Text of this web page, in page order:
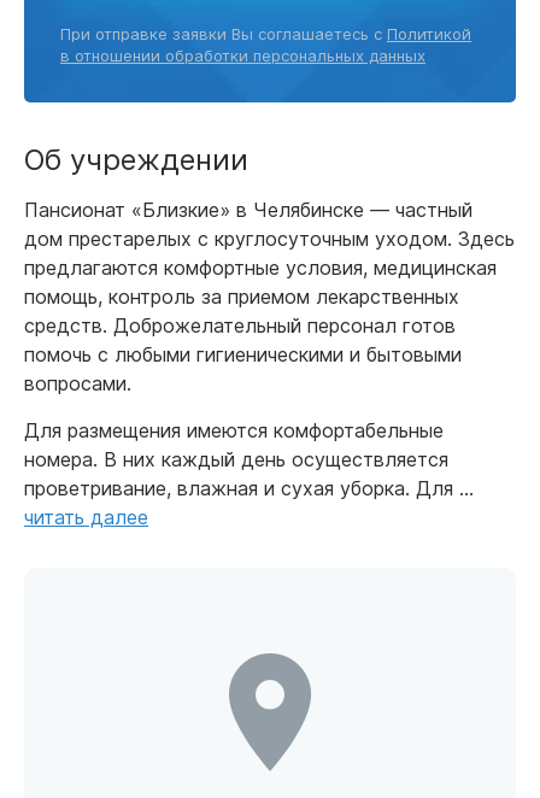
При отправке заявки Вы соглашаетесь с Политикой
в отношении обработки персональных данных
Об учреждении
Пансионат «Близкие» в Челябинске — частный
дом престарелых с круглосуточным уходом. Здесь
предлагаются комфортные условия, медицинская
помощь, контроль за приемом лекарственных
средств. Доброжелательный персонал готов
помочь с любыми гигиеническими и бытовыми
вопросами.
Для размещения имеются комфортабельные
номера. В них каждый день осуществляется
проветривание, влажная и сухая уборка. Для ...
читать далее